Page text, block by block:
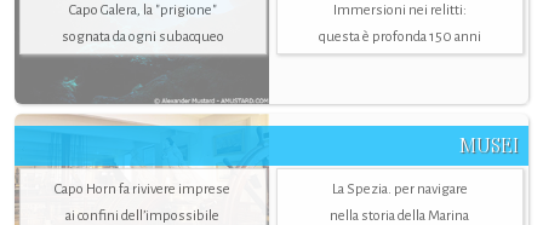
Capo Galera, la "prigione"
sognata da ogni subacqueo
Immersioni nei relitti:
questa è profonda 150 anni
MUSEI
Capo Horn fa rivivere imprese
ai confini dell’impossibile
La Spezia. per navigare
nella storia della Marina